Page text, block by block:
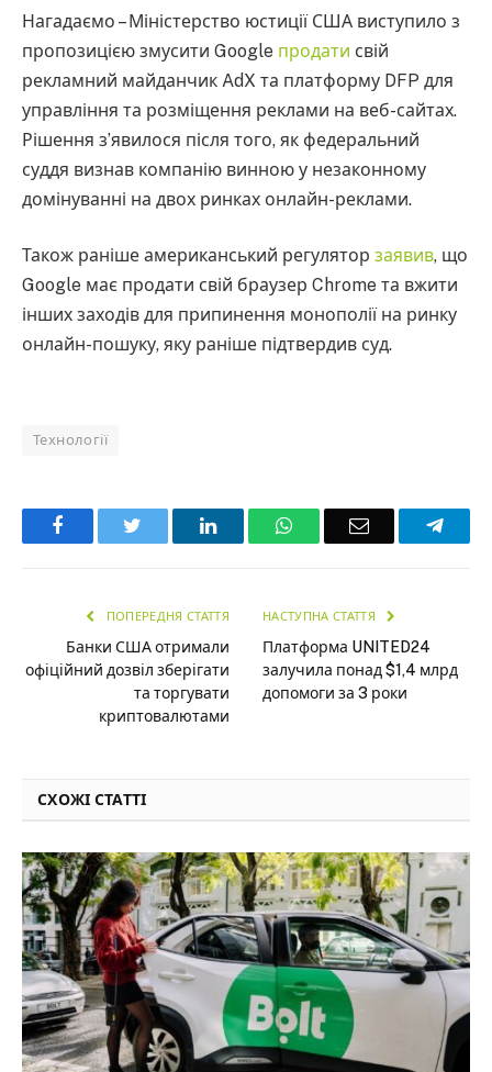
Нагадаємо – Міністерство юстиції США виступило з
пропозицією змусити Google продати свій
рекламний майданчик AdX та платформу DFP для
управління та розміщення реклами на веб-сайтах.
Рішення з’явилося після того, як федеральний
суддя визнав компанію винною у незаконному
домінуванні на двох ринках онлайн-реклами.
Також раніше американський регулятор заявив, що
Google має продати свій браузер Chrome та вжити
інших заходів для припинення монополії на ринку
онлайн-пошуку, яку раніше підтвердив суд.
Технології
Facebook LinkedInWhatsAppEmail
ПОПЕРЕДНЯ СТАТТЯ
Банки США отримали
офіційний дозвіл зберігати
та торгувати
криптовалютами
НАСТУПНА СТАТТЯ
Платформа UNITED24
залучила понад $1,4 млрд
допомоги за 3 роки
СХОЖІ СТАТТІ